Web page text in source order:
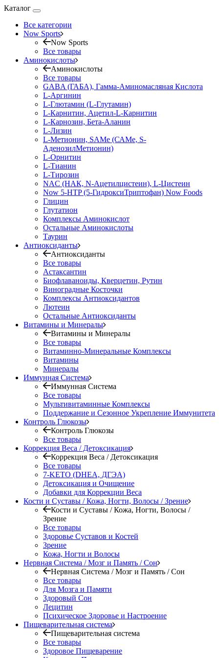
Каталог
Все категории
Now Sports
Now Sports
Все товары
Аминокислоты
Аминокислоты
Все товары
GABA (ГАБА), Гамма-Аминомасляная Кислота
L-Аргинин
L-Глютамин (L-Глутамин)
L-Карнитин, Ацетил-L-Карнитин
L-Карнозин, Бета-Аланин
L-Лизин
L-Метионин, SAMe (САМе, S-
АденозилМетионин)
L-Орнитин
L-Тианин
L-Тирозин
NAC (НАК, N-Ацетилцистеин), L-Цистеин
Now 5-HTP (5-ГидроксиТриптофан) Now Foods
Глицин
Глутатион
Комплексы Аминокислот
Остальные Аминокислоты
Таурин
Антиоксиданты
Антиоксиданты
Все товары
Астаксантин
Биофлаваноиды, Кверцетин, Рутин
Виноградные Косточки
Комплексы Антиоксидантов
Лютеин
Остальные Антиоксиданты
Витамины и Минералы
Витамины и Минералы
Все товары
Витаминно-Минеральные Комплексы
Витамины
Минералы
Иммунная Система
Иммунная Система
Все товары
Мультивитаминные Комплексы
Поддержание и Сезонное Укрепление Иммунитета
Контроль Глюкозы
Контроль Глюкозы
Все товары
Коррекция Веса / Детоксикация
Коррекция Веса / Детоксикация
Все товары
7-KETO (DHEA, ДГЭА)
Детоксикация и Очищение
Добавки для Коррекции Веса
Кости и Суставы / Кожа, Ногти, Волосы / Зрение
Кости и Суставы / Кожа, Ногти, Волосы /
Зрение
Все товары
Здоровье Суставов и Костей
Зрение
Кожа, Ногти и Волосы
Нервная Система / Мозг и Память / Сон
Нервная Система / Мозг и Память / Сон
Все товары
Для Мозга и Памяти
Здоровый Сон
Лецитин
Психическое Здоровье и Настроение
Пищеварительная система
Пищеварительная система
Все товары
Здоровое Пищеварение